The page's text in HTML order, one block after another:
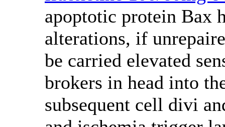
apoptotic protein Bax
alterations, if
be carried elevated
brokers in head into
subsequent cell divi